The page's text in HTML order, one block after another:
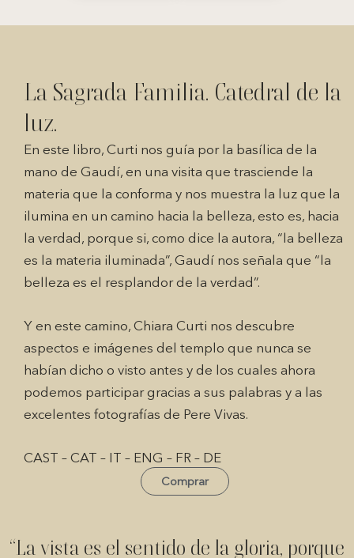
La Sagrada Familia. Catedral de la
luz.
En este libro, Curti nos guía por la basílica de la
mano de Gaudí, en una visita que trasciende la
materia que la conforma y nos muestra la luz que la
ilumina en un camino hacia la belleza, esto es, hacia
la verdad, porque si, como dice la autora, “la belleza
es la materia iluminada”, Gaudí nos señala que “la
belleza es el resplandor de la verdad”.
Y en este camino, Chiara Curti nos descubre
aspectos e imágenes del templo que nunca se
habían dicho o visto antes y de los cuales ahora
podemos participar gracias a sus palabras y a las
excelentes fotografías de Pere Vivas.
CAST – CAT – IT – ENG – FR – DE
Comprar
“La vista es el sentido de la gloria, porque